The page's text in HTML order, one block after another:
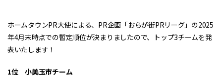
ホームタウンPR大使による、PR企画「おらが街PRリーグ」の2025
年4月末時点での暫定順位が決まりましたので、トップ3チームを発
表いたします！
1位 小美玉市チーム